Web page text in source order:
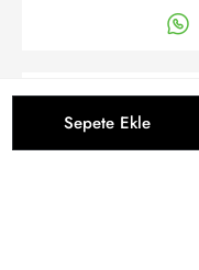
Sepete Ekle